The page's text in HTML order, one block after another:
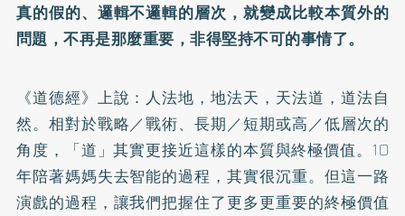
真的假的、邏輯不邏輯的層次，就變成比較本質外的
問題，不再是那麼重要，非得堅持不可的事情了。
《道德經》上說：人法地，地法天，天法道，道法自
然。相對於戰略／戰術、長期／短期或高／低層次的
角度，「道」其實更接近這樣的本質與終極價值。10
年陪著媽媽失去智能的過程，其實很沉重。但這一路
演戲的過程，讓我們把握住了更多更重要的終極價值